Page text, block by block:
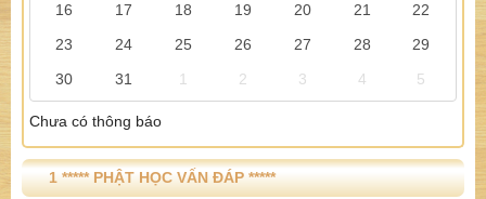
16
17 18 19 20 21
22
23
24 25 26 27 28
29
30
31 1 2 3 4 5
Chưa có thông báo
1 ***** PHẬT HỌC VẤN ĐÁP *****